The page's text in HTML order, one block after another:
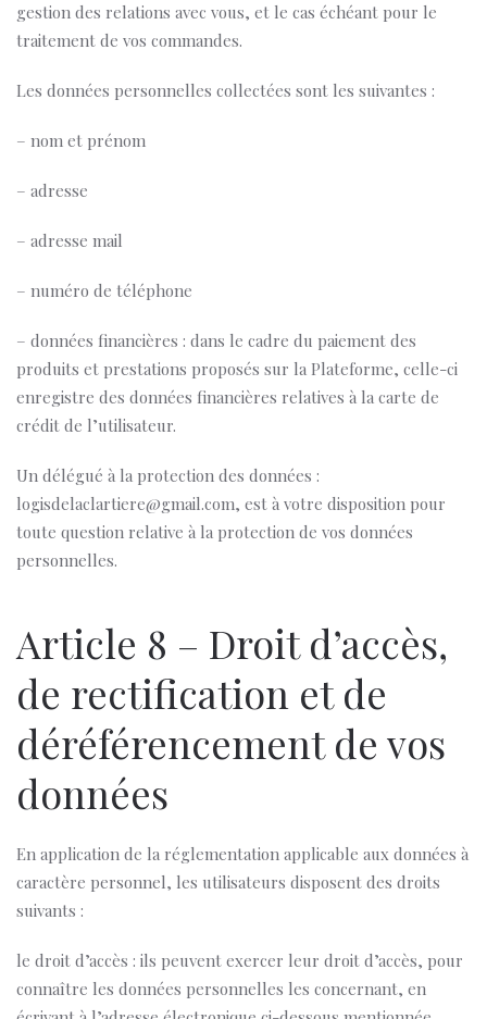
gestion des relations avec vous, et le cas échéant pour le
traitement de vos commandes.
Les données personnelles collectées sont les suivantes :
– nom et prénom
– adresse
– adresse mail
– numéro de téléphone
– données financières : dans le cadre du paiement des
produits et prestations proposés sur la Plateforme, celle-ci
enregistre des données financières relatives à la carte de
crédit de l’utilisateur.
Un délégué à la protection des données :
logisdelaclartiere@gmail.com, est à votre disposition pour
toute question relative à la protection de vos données
personnelles.
Article 8 – Droit d’accès,
de rectification et de
déréférencement de vos
données
En application de la réglementation applicable aux données à
caractère personnel, les utilisateurs disposent des droits
suivants :
le droit d’accès : ils peuvent exercer leur droit d’accès, pour
connaître les données personnelles les concernant, en